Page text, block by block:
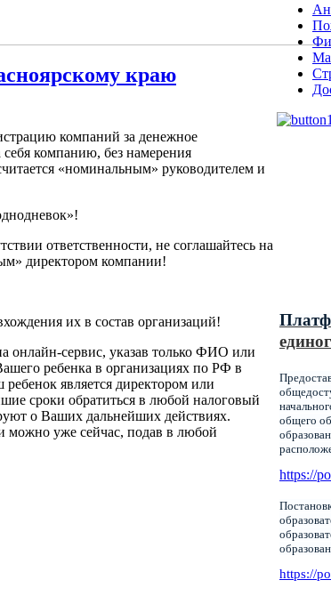
краю
компаний за денежное
себя компанию, без намерения
«номинальным» руководителем и
ответственности, не соглашайтесь на
директором компании!
их в состав организаций!
онлайн-сервис, указав только ФИО или
ребенка в организациях по РФ в
является директором или
сроки обратиться в любой налоговый
о Ваших дальнейших действиях.
можно уже сейчас, подав в любой
общего
https://
https://